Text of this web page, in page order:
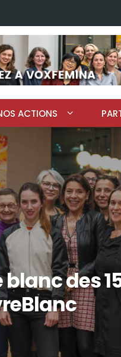
ACTIONS
des